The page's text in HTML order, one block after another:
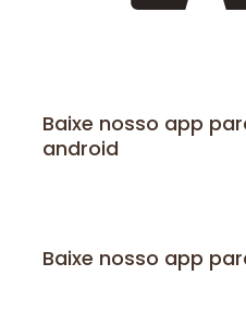
Baixe nosso app
android
Baixe nosso app